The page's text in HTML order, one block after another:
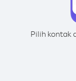
Pilih kontak